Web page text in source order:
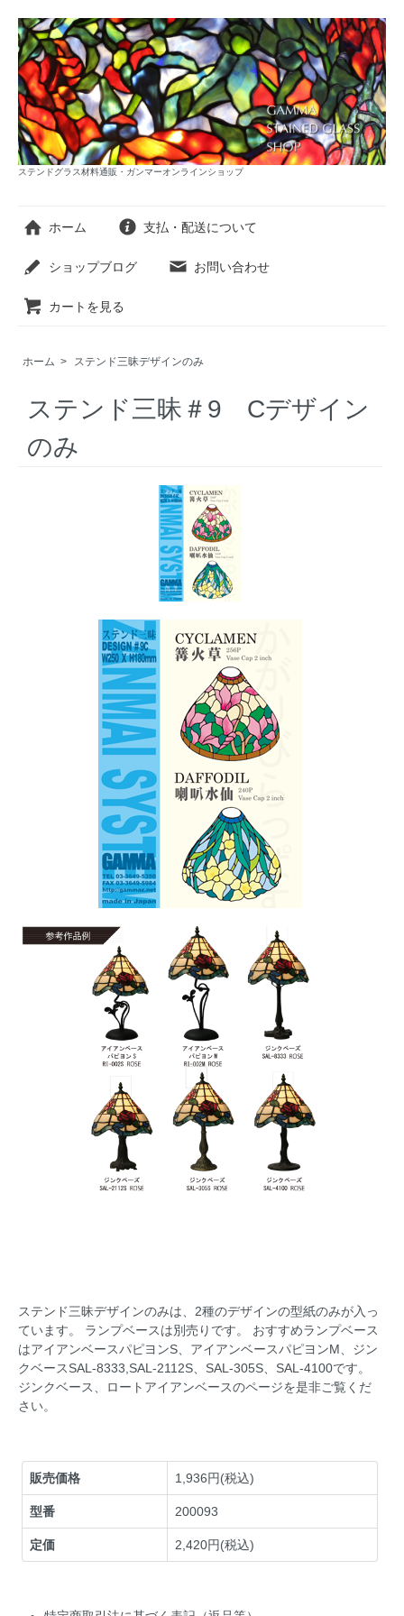
ステンドグラス材料通販・ガンマーオンラインショップ
ホーム 支払・配送について
ショップブログ お問い合わせ
カートを見る
ホーム > ステンド三昧デザインのみ
ステンド三昧＃9 Cデザイン
のみ
ステンド三昧デザインのみは、2種のデザインの型紙のみが入っ
ています。 ランプベースは別売りです。 おすすめランプベース
はアイアンベースパピヨンS、アイアンベースパピヨンM、ジン
クベースSAL-8333,SAL-2112S、SAL-305S、SAL-4100です。
ジンクベース、ロートアイアンベースのページを是非ご覧くだ
さい。
販売価格 1,936円(税込)
型番 200093
定価 2,420円(税込)